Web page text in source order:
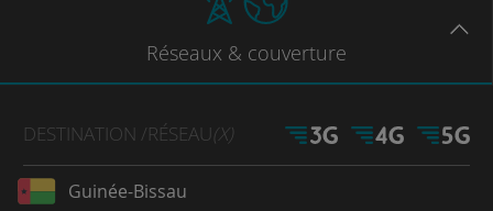
Réseaux & couverture
DESTINATION /RÉSEAU(X)
Guinée-Bissau